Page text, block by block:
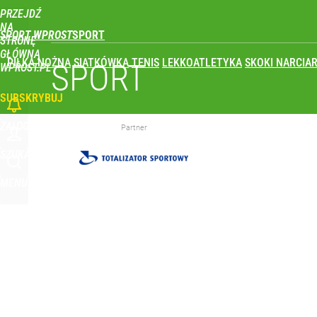
PRZEJDŹ
NA
STRONĘ
GŁÓWNĄ
WPROST.PL
SPORT WPROST
PIŁKA NOŻNA SIATKÓWKA TENIS LEKKOATLETYKA SKOKI
SUBSKRYBUJ
To największa siła reprezentacji Polski. Reszta
Co za cios dla reprezentacji Polski! Kontuzja i
SPORT
Partner